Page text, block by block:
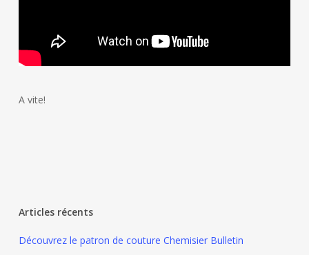
A vite!
Articles récents
Découvrez le patron de couture Chemisier Bulletin